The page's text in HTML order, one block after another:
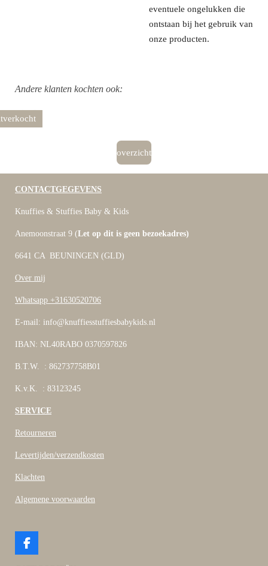
eventuele ongelukken die
ontstaan bij het gebruik van
onze producten.
Andere klanten kochten ook:
overzicht
CONTACTGEGEVENS
Knuffies & Stuffies Baby & Kids
Anemoonstraat 9 (Let op dit is geen bezoekadres)
6641 CA BEUNINGEN (GLD)
Over mij
Whatsapp +31630520706
E-mail: info@knuffiesstuffiesbabykids.nl
IBAN: NL40RABO 0370597826
B.T.W. : 862737758B01
K.v.K. : 83123245
SERVICE
Retourneren
Levertijden/verzendkosten
Klachten
Algemene voorwaarden
F